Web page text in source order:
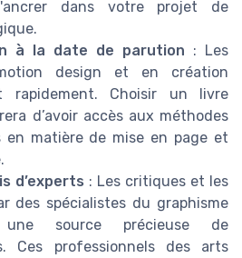
dans votre projet de
à la date de parution : Les
design et en création
rapidement. Choisir un livre
d’avoir accès aux méthodes
en matière de mise en page et
d’experts : Les critiques et les
des spécialistes du graphisme
source précieuse de
Ces professionnels des arts